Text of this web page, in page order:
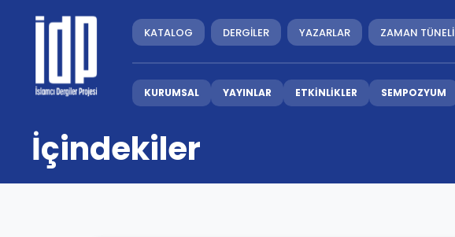
KATALOG DERGİLER YAZARLAR ZAMAN TÜNELİ
KURUMSAL YAYINLAR ETKİNLİKLER SEMPOZYUM
İçindekiler